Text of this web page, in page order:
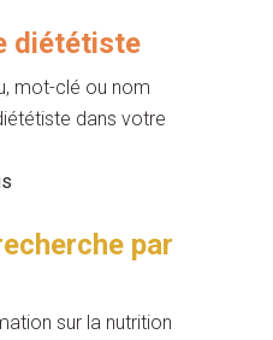
diététiste
mot-clé ou nom
dans votre
par
sur la nutrition